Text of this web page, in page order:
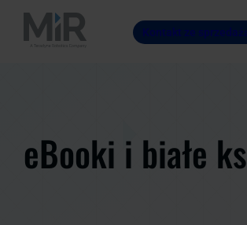
Kontakt ze
eBooki i białe